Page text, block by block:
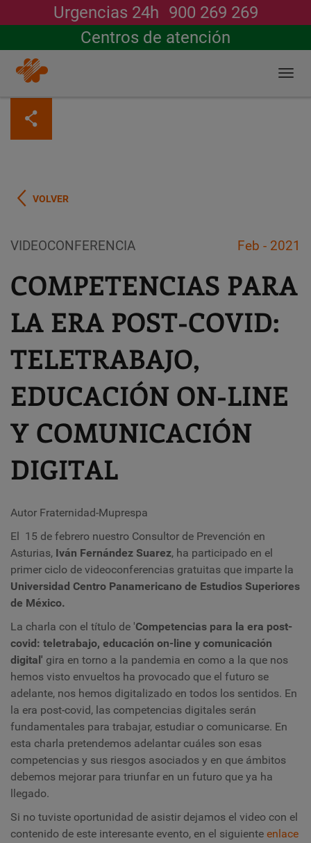
contenido
principal
Urgencias 24h 900 269 269
Centros de atención
Buscar
VOLVER
VIDEOCONFERENCIA Feb - 2021
COMPETENCIAS PARA
LA ERA POST-COVID:
TELETRABAJO,
EDUCACIÓN ON-LINE
Y COMUNICACIÓN
DIGITAL
Autor Fraternidad-Muprespa
El 15 de febrero nuestro Consultor de Prevención en
Asturias, Iván Fernández Suarez, ha participado en el
primer ciclo de videoconferencias gratuitas que imparte la
Universidad Centro Panamericano de Estudios Superiores
de México.
La charla con el título de 'Competencias para la era post-
covid: teletrabajo, educación on-line y comunicación
digital' gira en torno a la pandemia en como a la que nos
hemos visto envueltos ha provocado que el futuro se
adelante, nos hemos digitalizado en todos los sentidos. En
la era post-covid, las competencias digitales serán
fundamentales para trabajar, estudiar o comunicarse. En
esta charla pretendemos adelantar cuáles son esas
competencias y sus riesgos asociados y en que ámbitos
debemos mejorar para triunfar en un futuro que ya ha
llegado.
Si no tuviste oportunidad de asistir dejamos el video con el
contenido de este interesante evento, en el siguiente enlace